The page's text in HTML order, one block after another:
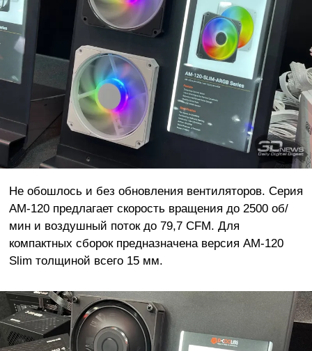
Не обошлось и без обновления вентиляторов. Серия
AM-120 предлагает скорость вращения до 2500 об/
мин и воздушный поток до 79,7 CFM. Для
компактных сборок предназначена версия AM-120
Slim толщиной всего 15 мм.